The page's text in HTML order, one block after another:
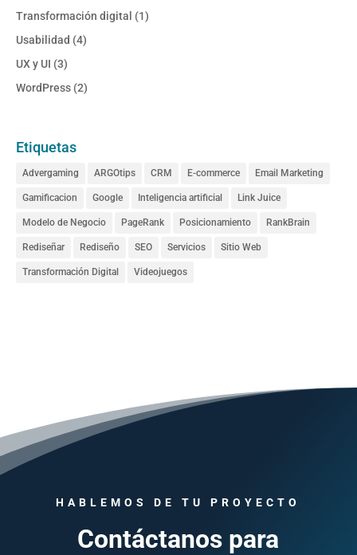
Transformación digital (1)
Usabilidad (4)
UX y UI (3)
WordPress (2)
Etiquetas
Advergaming ARGOtips CRM E-commerce Email Marketing
Gamificacion Google Inteligencia artificial Link Juice
Modelo de Negocio PageRank Posicionamiento RankBrain
Rediseñar Rediseño SEO Servicios Sitio Web
Transformación Digital Videojuegos
HABLEMOS DE TU PROYECTO
Contáctanos para